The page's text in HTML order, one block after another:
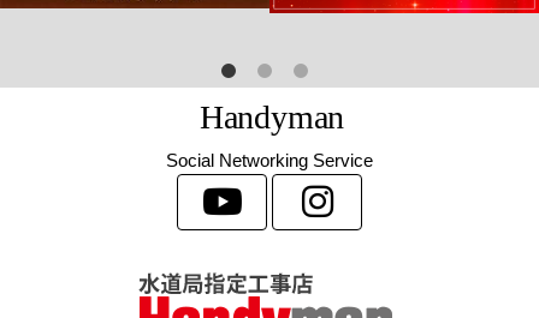
Handyman
Social Networking Service